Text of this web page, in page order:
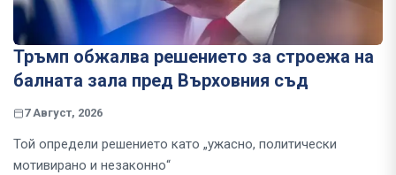
Тръмп обжалва решението за строежа на
балната зала пред Върховния съд
7 Август, 2026
Той определи решението като „ужасно, политически
мотивирано и незаконно“